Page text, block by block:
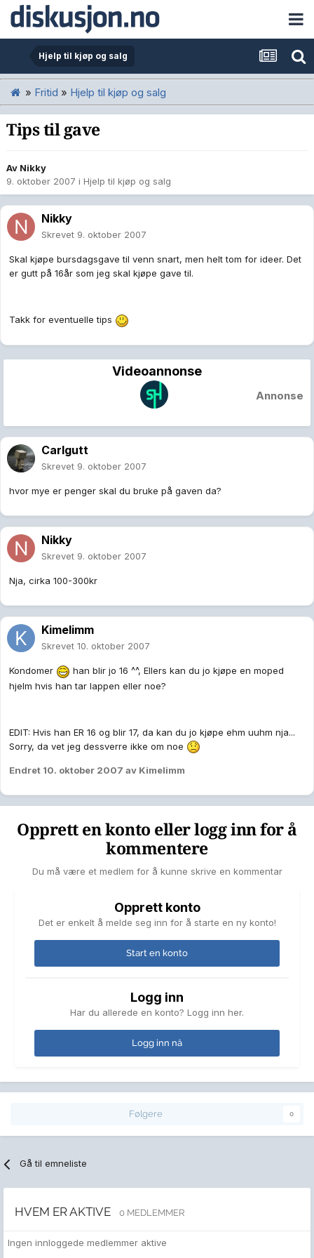
Hjelp til kjøp og salg
» Fritid » Hjelp til kjøp og salg
Tips til gave
Av Nikky
9. oktober 2007 i Hjelp til kjøp og salg
Nikky
Skrevet 9. oktober 2007
Skal kjøpe bursdagsgave til venn snart, men helt tom for ideer. Det
er gutt på 16år som jeg skal kjøpe gave til.
Takk for eventuelle tips
Videoannonse
Annonse
Carlgutt
Skrevet 9. oktober 2007
hvor mye er penger skal du bruke på gaven da?
Nikky
Skrevet 9. oktober 2007
Nja, cirka 100-300kr
Kimelimm
Skrevet 10. oktober 2007
Kondomer
han blir jo 16 ^^, Ellers kan du jo kjøpe en moped
hjelm hvis han tar lappen eller noe?
EDIT: Hvis han ER 16 og blir 17, da kan du jo kjøpe ehm uuhm nja...
Sorry, da vet jeg dessverre ikke om noe
Endret 10. oktober 2007 av Kimelimm
Opprett en konto eller logg inn for å
kommentere
Du må være et medlem for å kunne skrive en kommentar
Opprett konto
Det er enkelt å melde seg inn for å starte en ny konto!
Start en konto
Logg inn
Har du allerede en konto? Logg inn her.
Logg inn nå
Følgere 0
Gå til emneliste
HVEM ER AKTIVE 0 MEDLEMMER
Ingen innloggede medlemmer aktive